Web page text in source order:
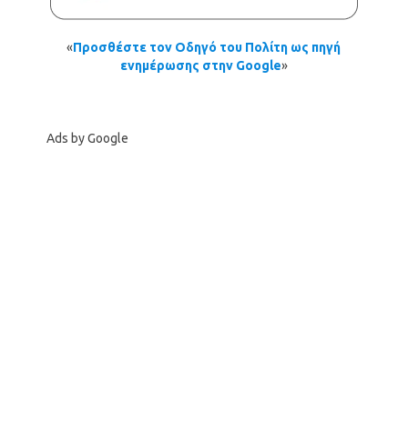
«Προσθέστε τον Οδηγό του Πολίτη ως πηγή
ενημέρωσης στην Google»
Ads by Google